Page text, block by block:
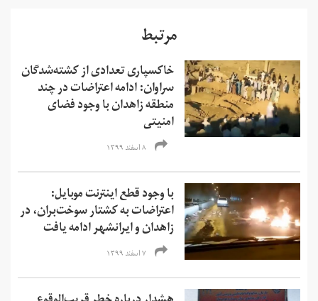
مرتبط
خاکسپاری تعدادی از کشته‌شدگان
سراوان: ادامه اعتراضات در چند
منطقه زاهدان با وجود فضای
امنیتی
۸ اسفند ۱۳۹۹
با وجود قطع اینترنت موبایل:
اعتراضات به کشتار سوخت‌بران، در
زاهدان و ایرانشهر ادامه یافت
۷ اسفند ۱۳۹۹